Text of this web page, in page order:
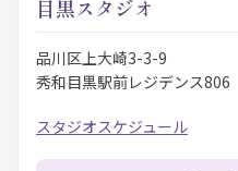
目黒スタジオ
品川区上大崎3-3-9
秀和目黒駅前レジデンス806
スタジオスケジュール